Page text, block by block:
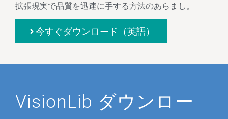
拡張現実で品質を迅速に手する方法のあらまし。
今すぐダウンロード（英語）
VisionLib ダウンロー